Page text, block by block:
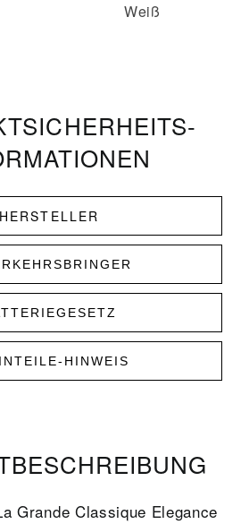
Weiß
HERSTELLER
HINWEIS
Grande Classique Elegance